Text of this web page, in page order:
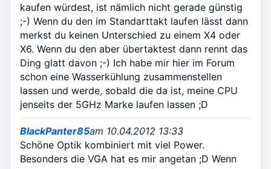
kaufen würdest, ist nämlich nicht gerade günstig
;-) Wenn du den im Standarttakt laufen lässt dann
merkst du keinen Unterschied zu einem X4 oder
X6. Wenn du den aber übertaktest dann rennt das
Ding glatt davon ;-) Ich habe mir hier im Forum
schon eine Wasserkühlung zusammenstellen
lassen und werde, sobald die da ist, meine CPU
jenseits der 5GHz Marke laufen lassen ;D
BlackPanter85am 10.04.2012 13:33
Schöne Optik kombiniert mit viel Power.
Besonders die VGA hat es mir angetan ;D Wenn